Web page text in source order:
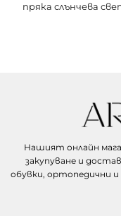
пряка слънчева
Нашият онлайн
закупуване и
обувки, ортопедични